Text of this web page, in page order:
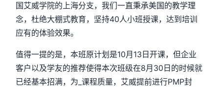
国艾威学院的上海分支，我们一直秉承美国的教学理
念，杜绝大棚式教育，坚持40人小班授课，达到培训
应有的体验效果。
值得一提的是，本班原计划是10月13日开课，但企业
客户以及学友的推荐使得本次班级在8月30日的时候就
已经基本招满，为_课程质量，艾威提前进行PMP封